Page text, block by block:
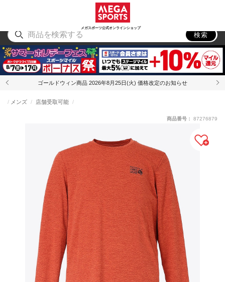
メガスポーツ公式オンラインショップ
アウトドア
検索
ゴールドウィン商品 2026年8月25日(火) 価格改定のお知らせ
メンズ 店舗受取可能
商品番号： 87276879